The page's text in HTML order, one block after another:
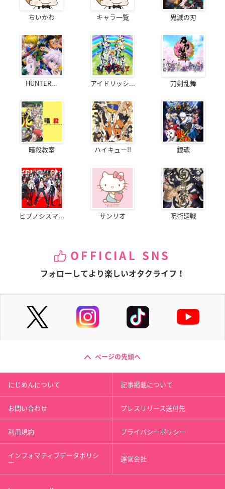
ちいかわ キャラ一覧 鬼滅の刃
HUNTER... アイドリッシ... 刀剣乱舞
暗殺教室 ハイキュー!! 銀魂
ヒプノシスマ... サンリオ 呪術廻戦
OFFICIAL SNS
フォローしてより楽しいオタクライフ！
ページの先頭へ
にじめんについて 記事掲載について
お問い合わせ プレスリリース送付先
利用規約 プライバシーポリシー
インフォマティブデータポリシ
ー 運営会社